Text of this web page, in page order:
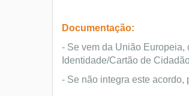
Documentação:
- Se vem da União Europeia,
Identidade/Cartão de
- Se não integra este acordo,